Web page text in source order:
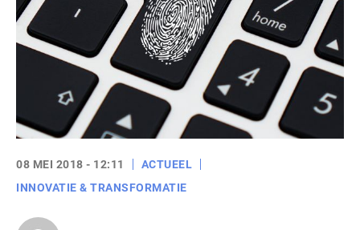
08 MEI 2018 - 12:11
ACTUEEL
INNOVATIE & TRANSFORMATIE